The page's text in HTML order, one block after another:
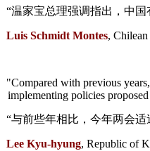
“温家宝总理强调指出，中
Luis Schmidt Montes, Chilean
"Compared with previous
implementing policies
“与前些年相比，今年两会
Lee Kyu-hyung, Republic of